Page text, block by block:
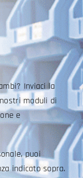
Inviaci la
moduli di
e
puoi
indicato sopra.